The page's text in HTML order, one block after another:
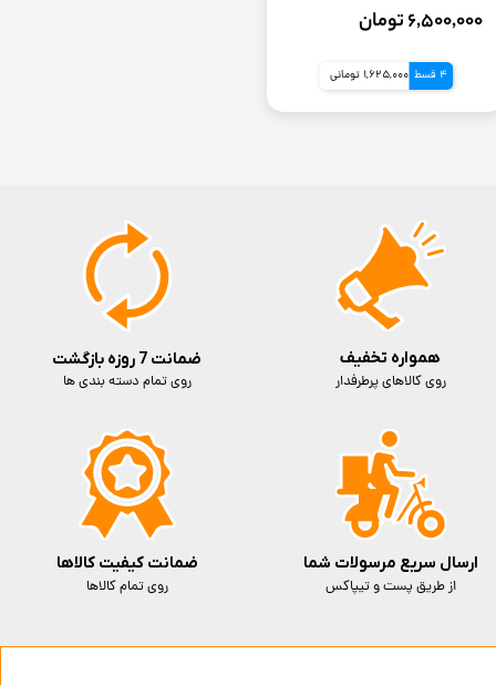
۶,۵۰۰,۰۰۰ تومان
4 قسط 1,625,000 تومانی
ضمانت 7 روزه بازگشت
روی تمام دسته بندی ها
ارسال سریع مرسولات شما
از طریق پست و تیپاکس
ضمانت کیفیت کالاها
روی تمام کالاها
همواره تخفیف
روی کالاهای پرطرفدار